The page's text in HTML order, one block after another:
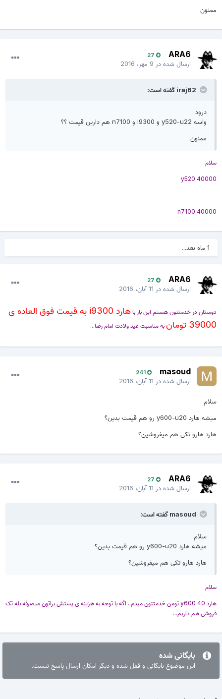
ممنون
ARA6
27
ارسال شده در9 مهر، 2016
iraj62 گفته است:
درود
واسه y520-u22 و i9300 و n7100 هم دارین قیمت ؟؟
ممنون
سلام
y520 40000
n7100 40000
ARA6
27
ارسال شده در11 آبان، 2016
دوستان در خدمتتون هستم این بار با
هارد i9300 به قیمت فوق العاده ی
39000 تومان
به مناسبت عید ولادت امام رضا...
masoud
241
ارسال شده در11 آبان، 2016
سلام
میشه هارد y600-u20 رو هم قیمت بدین؟
هارد هارو تکی هم میفروشین؟
ARA6
27
ارسال شده در11 آبان، 2016
masoud گفته است:
سلام
میشه هارد y600-u20 رو هم قیمت بدین؟
هارد هارو تکی هم میفروشین؟
سلام
هارد y600 40 تومن خدمتتون میدم . اگه با توجه به هزینه ی پستش براتون میصرفه بله تک
فروشی هم داریم...
بایگانی شده
این موضوع بایگانی و قفل شده و دیگر امکان ارسال پاسخ نیست.